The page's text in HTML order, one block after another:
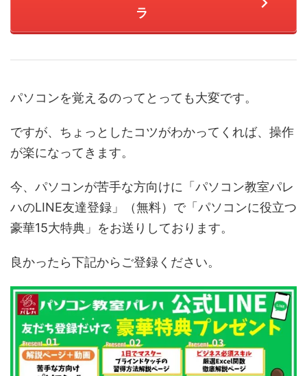
ラ
パソコンを覚えるのってとっても大変です。
ですが、ちょっとしたコツがわかってくれば、操作
が楽になってきます。
今、パソコンが苦手な方向けに「パソコン教室パレ
ハのLINE友達登録」（無料）で「パソコンに役立つ
豪華15大特典」をお送りしております。
良かったら下記からご登録ください。